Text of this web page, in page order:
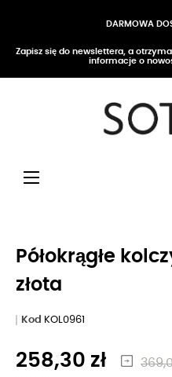
DARMOWA
Zapisz się do newslettera, a
informacje o
Przełącz nawigację
☰
Półokrągłe
złota
Kod KOL0961
258,30 zł